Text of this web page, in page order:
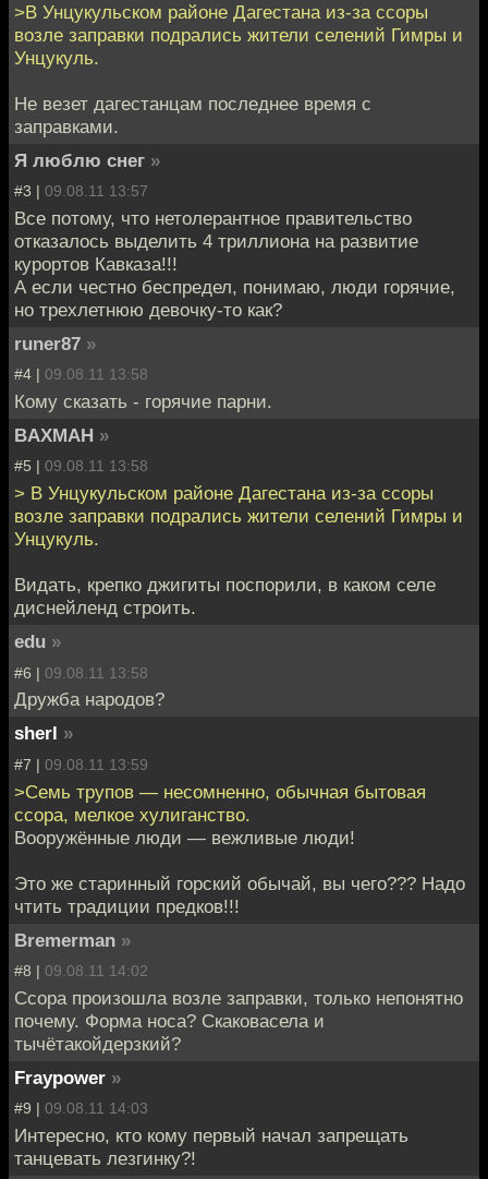
>В Унцукульском районе Дагестана из-за ссоры
возле заправки подрались жители селений Гимры и
Унцукуль.
Не везет дагестанцам последнее время с
заправками.
Я люблю снег »
#3 | 09.08.11 13:57
Все потому, что нетолерантное правительство
отказалось выделить 4 триллиона на развитие
курортов Кавказа!!!
А если честно беспредел, понимаю, люди горячие,
но трехлетнюю девочку-то как?
runer87 »
#4 | 09.08.11 13:58
Кому сказать - горячие парни.
BAXMAH »
#5 | 09.08.11 13:58
> В Унцукульском районе Дагестана из-за ссоры
возле заправки подрались жители селений Гимры и
Унцукуль.
Видать, крепко джигиты поспорили, в каком селе
диснейленд строить.
edu »
#6 | 09.08.11 13:58
Дружба народов?
sherl »
#7 | 09.08.11 13:59
>Семь трупов — несомненно, обычная бытовая
ссора, мелкое хулиганство.
Вооружённые люди — вежливые люди!
Это же старинный горский обычай, вы чего??? Надо
чтить традиции предков!!!
Bremerman »
#8 | 09.08.11 14:02
Ссора произошла возле заправки, только непонятно
почему. Форма носа? Скаковасела и
тычётакойдерзкий?
Fraypower »
#9 | 09.08.11 14:03
Интересно, кто кому первый начал запрещать
танцевать лезгинку?!